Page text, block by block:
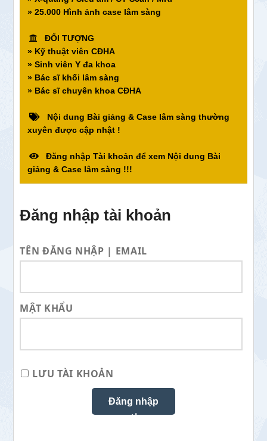
» 25.000 Hình ảnh case lâm sàng
ĐỐI TƯỢNG
» Kỹ thuật viên CĐHA
» Sinh viên Y đa khoa
» Bác sĩ khối lâm sàng
» Bác sĩ chuyên khoa CĐHA
Nội dung Bài giảng & Case lâm sàng thường
xuyên được cập nhật !
Đăng nhập Tài khoản để xem Nội dung Bài
giảng & Case lâm sàng !!!
Đăng nhập tài khoản
TÊN ĐĂNG NHẬP | EMAIL
MẬT KHẨU
LƯU TÀI KHOẢN